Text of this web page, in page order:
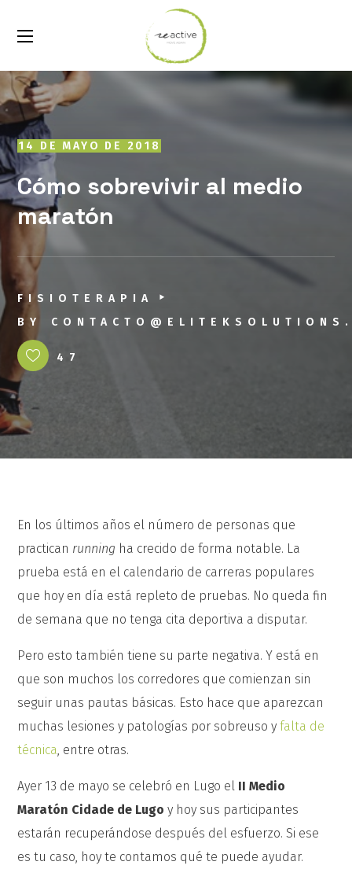
14 DE MAYO DE 2018
Cómo sobrevivir al medio
maratón
FISIOTERAPIA
BY
47
En los últimos años el número de personas que
practican running ha crecido de forma notable. La
prueba está en el calendario de carreras populares
que hoy en día está repleto de pruebas. No queda fin
de semana que no tenga cita deportiva a disputar.
Pero esto también tiene su parte negativa. Y está en
que son muchos los corredores que comienzan sin
seguir unas pautas básicas. Esto hace que aparezcan
muchas lesiones y patologías por sobreuso yfalta de
técnica, entre otras.
Ayer 13 de mayo se celebró en Lugo el II Medio
Maratón Cidade de Lugo y hoy sus participantes
estarán recuperándose después del esfuerzo. Si ese
es tu caso, hoy te contamos qué te puede ayudar.